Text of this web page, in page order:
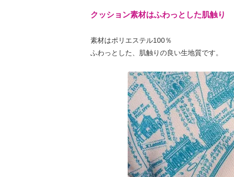
クッション素材はふわっとした肌触り
素材はポリエステル100％
ふわっとした、肌触りの良い生地質です。